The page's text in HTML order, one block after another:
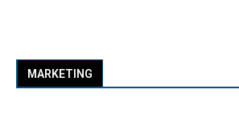
MARKETING